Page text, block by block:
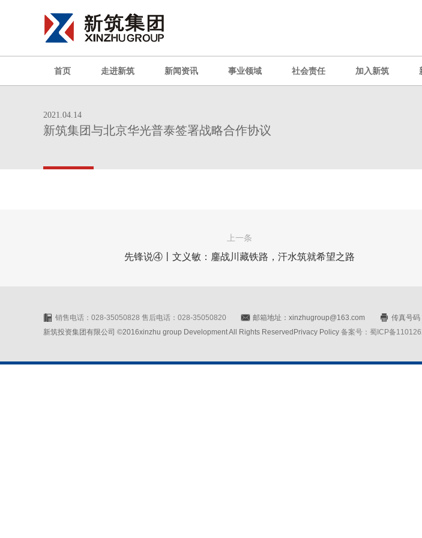
首页 走进新筑 新闻资讯 事业领域 社会责任 加入新筑
2021.04.14
新筑集团与北京华光普泰签署战略合作协议
上一条
先锋说④丨文义敏：鏖战川藏铁路，汗水筑就希望之路
销售电话：028-35050828 售后电话：028-35050820 邮箱地址：xinzhugroup@163.com
传真号
新筑投资集团有限公司 ©2016xinzhu group Development All Rights ReservedPrivacy Policy 备案号：蜀ICP备